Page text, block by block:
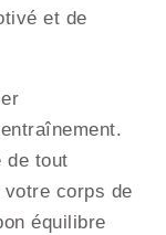
et de
de tout
corps de
équilibre